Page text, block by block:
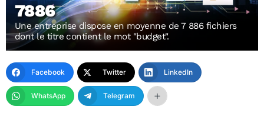
7886
Une entreprise dispose en moyenne de 7 886 fichiers
dont le titre contient le mot "budget".
Facebook Twitter LinkedIn
WhatsApp Telegram